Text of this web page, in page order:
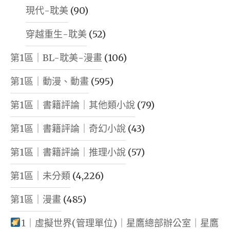
現代-耽美 (90)
穿越重生-耽美 (52)
第1區｜BL-耽美-漫畫 (106)
第1區｜動漫、動畫 (595)
第1區｜書籍評論｜其他類小說 (79)
第1區｜書籍評論｜奇幻小說 (43)
第1區｜書籍評論｜推理小說 (57)
第1區｜未分類 (4,226)
第1區｜漫畫 (485)
1｜虛擬世界(管理單位)｜星鷹總部辦公室｜星鷹